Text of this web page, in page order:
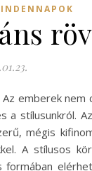
emberek
stílusunkról.
mégis
A stílusos